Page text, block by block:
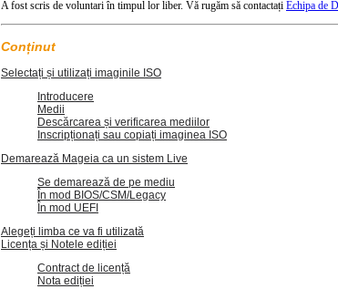
A fost scris de voluntari în timpul lor liber. Vă rugăm să contactați Echipa de
Conținut
Selectați și utilizați imaginile ISO
Introducere
Medii
Descărcarea și verificarea mediilor
Inscripționați sau copiați imaginea ISO
Demarează Mageia ca un sistem Live
Se demarează de pe mediu
În mod BIOS/CSM/Legacy
În mod UEFI
Alegeți limba ce va fi utilizată
Licența și Notele ediției
Contract de licență
Nota ediției